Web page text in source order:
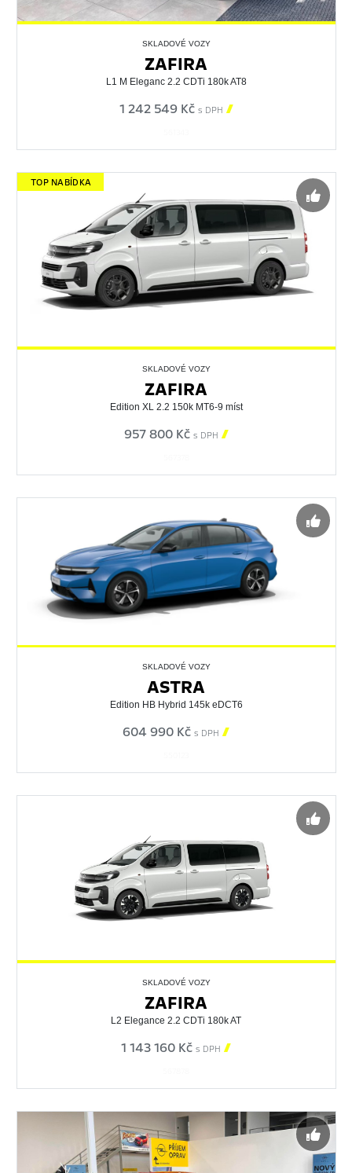
SKLADOVÉ VOZY
ZAFIRA
L1 M Eleganc 2.2 CDTi 180k AT8
1 242 549 Kč s DPH 
TOP NABÍDKA
SKLADOVÉ VOZY
ZAFIRA
Edition XL 2.2 150k MT6-9 míst
957 800 Kč s DPH 
SKLADOVÉ VOZY
ASTRA
Edition HB Hybrid 145k eDCT6
604 990 Kč s DPH 
SKLADOVÉ VOZY
ZAFIRA
L2 Elegance 2.2 CDTi 180k AT
1 143 160 Kč s DPH 